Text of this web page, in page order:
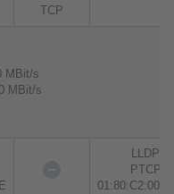
TCP
MBit/s
MBit/s
LLDP
PTCP